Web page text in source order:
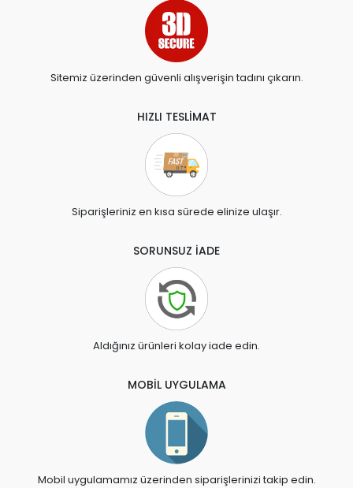
Sitemiz üzerinden güvenli alışverişin tadını çıkarın.
HIZLI TESLİMAT
Siparişleriniz en kısa sürede elinize ulaşır.
SORUNSUZ İADE
Aldığınız ürünleri kolay iade edin.
MOBİL UYGULAMA
Mobil uygulamamız üzerinden siparişlerinizi takip edin.